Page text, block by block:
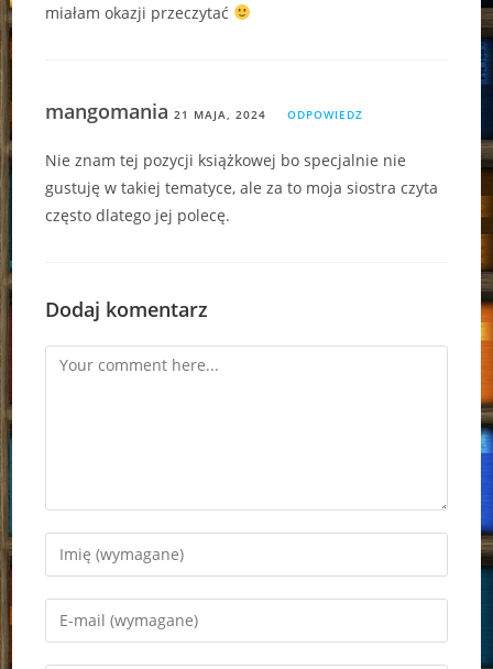
miałam okazji przeczytać
mangomania21 MAJA, 2024 ODPOWIEDZ
Nie znam tej pozycji książkowej bo specjalnie nie
gustuję w takiej tematyce, ale za to moja siostra czyta
często dlatego jej polecę.
Dodaj komentarz
Comment
Enter
your
name
Enter
your